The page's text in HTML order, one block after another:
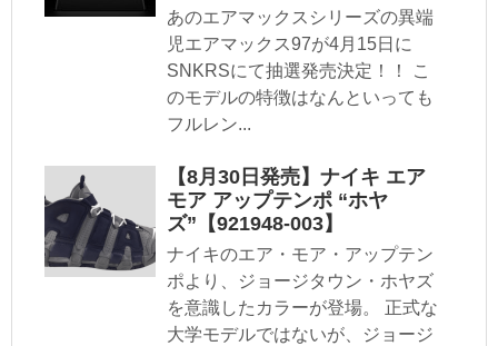
あのエアマックスシリーズの異端
児エアマックス97が4月15日に
SNKRSにて抽選発売決定！！ こ
のモデルの特徴はなんといっても
フルレン...
【8月30日発売】ナイキ エア
モア アップテンポ “ホヤ
ズ”【921948-003】
ナイキのエア・モア・アップテン
ポより、ジョージタウン・ホヤズ
を意識したカラーが登場。 正式な
大学モデルではないが、ジョージ